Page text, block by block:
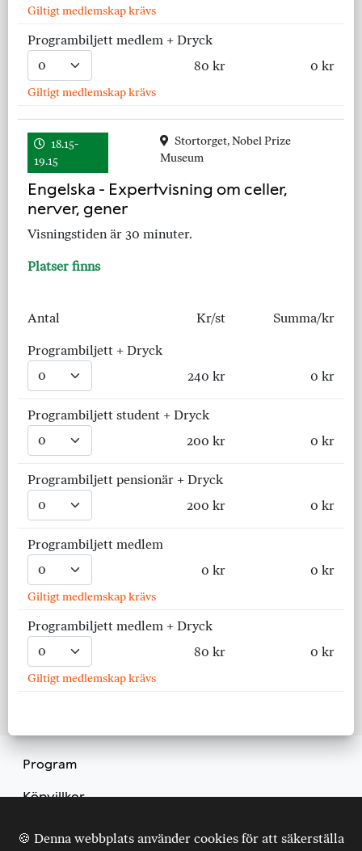
Giltigt medlemskap krävs
Programbiljett medlem + Dryck
80 kr
0 kr
Giltigt medlemskap krävs
18.15-
19.15
Stortorget, Nobel Prize
Museum
Engelska - Expertvisning om celler,
nerver, gener
Visningstiden är 30 minuter.
Platser finns
Antal Kr/st Summa/kr
Programbiljett + Dryck
240 kr
0 kr
Programbiljett student + Dryck
200 kr
0 kr
Programbiljett pensionär + Dryck
200 kr
0 kr
Programbiljett medlem
0 kr
0 kr
Giltigt medlemskap krävs
Programbiljett medlem + Dryck
80 kr
0 kr
Giltigt medlemskap krävs
Program
Köpvillkor
🍪 Denna webbplats använder cookies för att säkerställa